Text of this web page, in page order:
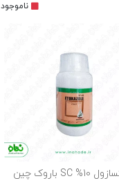
ناموجود
اتوکسازول 10% SC باروک چین